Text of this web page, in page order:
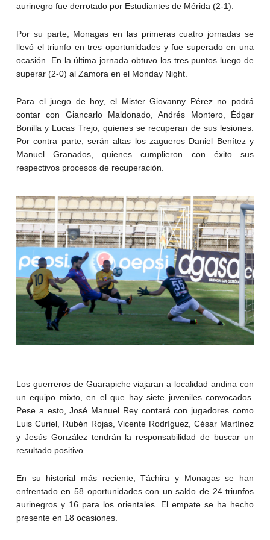
aurinegro fue derrotado por Estudiantes de Mérida (2-1).
Por su parte, Monagas en las primeras cuatro jornadas se
llevó el triunfo en tres oportunidades y fue superado en una
ocasión. En la última jornada obtuvo los tres puntos luego de
superar (2-0) al Zamora en el Monday Night.
Para el juego de hoy, el Mister Giovanny Pérez no podrá
contar con Giancarlo Maldonado, Andrés Montero, Édgar
Bonilla y Lucas Trejo, quienes se recuperan de sus lesiones.
Por contra parte, serán altas los zagueros Daniel Benítez y
Manuel Granados, quienes cumplieron con éxito sus
respectivos procesos de recuperación.
Los guerreros de Guarapiche viajaran a localidad andina con
un equipo mixto, en el que hay siete juveniles convocados.
Pese a esto, José Manuel Rey contará con jugadores como
Luis Curiel, Rubén Rojas, Vicente Rodríguez, César Martínez
y Jesús González tendrán la responsabilidad de buscar un
resultado positivo.
En su historial más reciente, Táchira y Monagas se han
enfrentado en 58 oportunidades con un saldo de 24 triunfos
aurinegros y 16 para los orientales. El empate se ha hecho
presente en 18 ocasiones.